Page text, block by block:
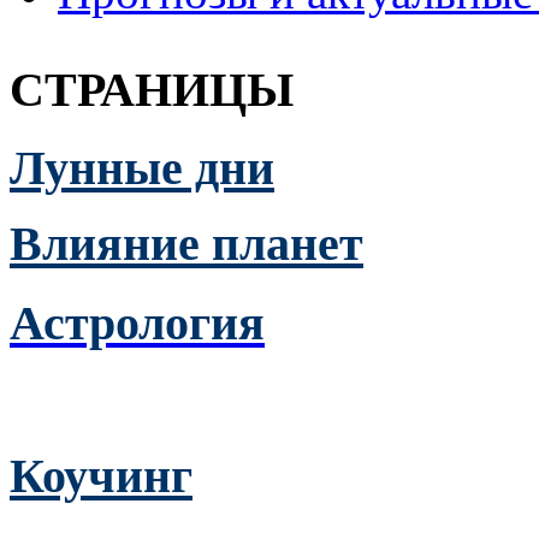
СТРАНИЦЫ
Лунные дни
Влияние планет
Астрология
Коучинг